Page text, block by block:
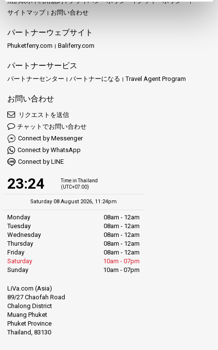
サイトマップ
お問い合わせ
パートナーウェブサイト
Phuketferry.com Baliferry.com
パートナーサービス
パートナーセンター パートナーになる Travel Agent Program
お問い合わせ
リクエストを送信
チャットでお問い合わせ
Connect by Messenger
Connect by WhatsApp
Connect by LINE
23:24
Time in Thailand
(UTC+07:00)
Saturday 08 August 2026, 11:24pm
Monday
08am - 12am
Tuesday
08am - 12am
Wednesday
08am - 12am
Thursday
08am - 12am
Friday
08am - 12am
Saturday
10am - 07pm
Sunday
10am - 07pm
LiVa.com (Asia)
89/27 Chaofah Road
Chalong District
Muang Phuket
Phuket Province
Thailand, 83130